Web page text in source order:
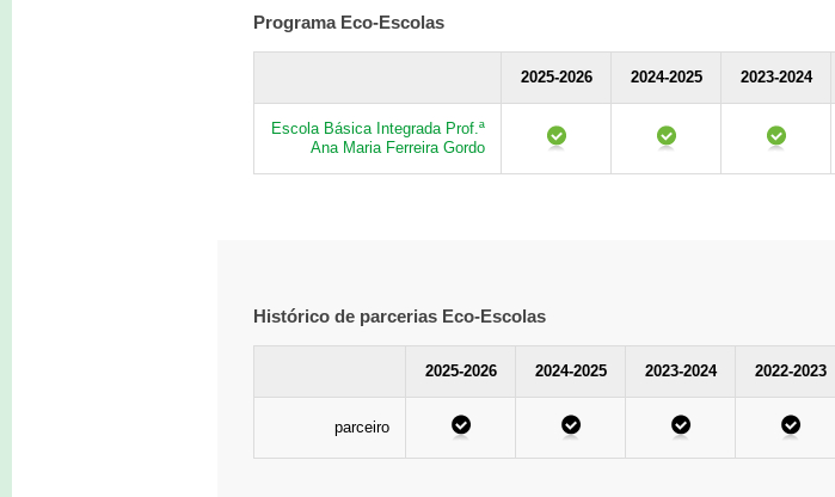
Programa Eco-Escolas
2025-2026 2024-2025 2023-2024
Escola Básica Integrada Prof.ª
Ana Maria Ferreira Gordo
Histórico de parcerias Eco-Escolas
2025-2026 2024-2025 2023-2024 2022-2023
parceiro